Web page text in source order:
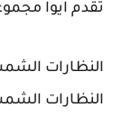
تقدم ايوا
النظارات
النظارات